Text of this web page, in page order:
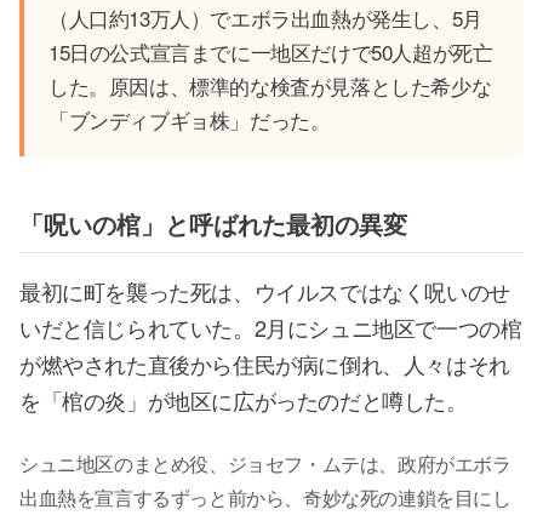
（人口約13万人）でエボラ出血熱が発生し、5月
15日の公式宣言までに一地区だけで50人超が死亡
した。原因は、標準的な検査が見落とした希少な
「ブンディブギョ株」だった。
「呪いの棺」と呼ばれた最初の異変
最初に町を襲った死は、ウイルスではなく呪いのせ
いだと信じられていた。2月にシュニ地区で一つの棺
が燃やされた直後から住民が病に倒れ、人々はそれ
を「棺の炎」が地区に広がったのだと噂した。
シュニ地区のまとめ役、ジョセフ・ムテは、政府がエボラ
出血熱を宣言するずっと前から、奇妙な死の連鎖を目にし